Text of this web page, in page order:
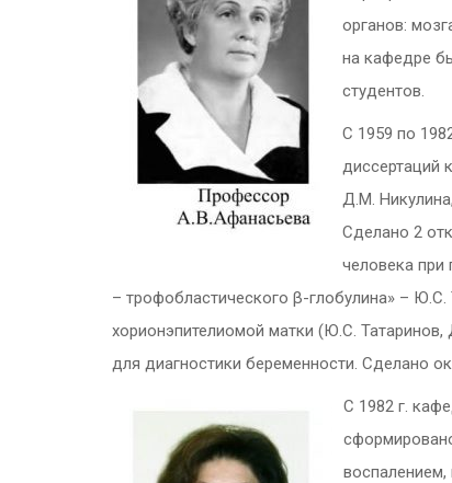
органов:
на кафедре
студентов.
С 1959 по
диссертаций
Д.М.
Сделано 2
человека при
– трофобластического β-глобулина» –
хорионэпителиомой матки (Ю.С.
для диагностики беременности. Сделано
С 1982 г.